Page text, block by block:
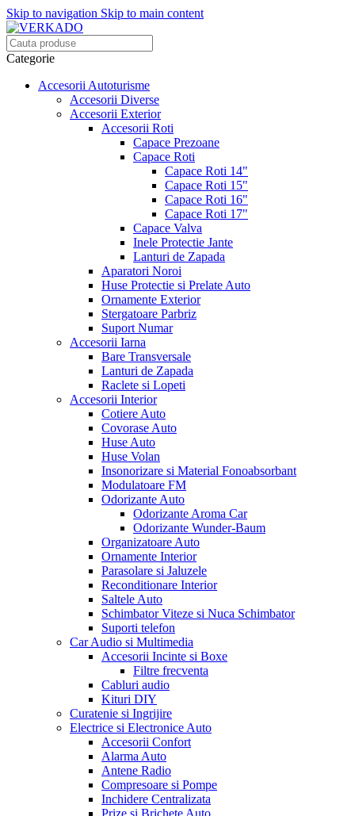
Skip to navigation Skip to main content
Categorie
Accesorii Autoturisme
Accesorii Diverse
Accesorii Exterior
Accesorii Roti
Capace Prezoane
Capace Roti
Capace Roti 14"
Capace Roti 15"
Capace Roti 16"
Capace Roti 17"
Capace Valva
Inele Protectie Jante
Lanturi de Zapada
Aparatori Noroi
Huse Protectie si Prelate Auto
Ornamente Exterior
Stergatoare Parbriz
Suport Numar
Accesorii Iarna
Bare Transversale
Lanturi de Zapada
Raclete si Lopeti
Accesorii Interior
Cotiere Auto
Covorase Auto
Huse Auto
Huse Volan
Insonorizare si Material Fonoabsorbant
Modulatoare FM
Odorizante Auto
Odorizante Aroma Car
Odorizante Wunder-Baum
Organizatoare Auto
Ornamente Interior
Parasolare si Jaluzele
Reconditionare Interior
Saltele Auto
Schimbator Viteze si Nuca Schimbator
Suporti telefon
Car Audio si Multimedia
Accesorii Incinte si Boxe
Filtre frecventa
Cabluri audio
Kituri DIY
Curatenie si Ingrijire
Electrice si Electronice Auto
Accesorii Confort
Alarma Auto
Antene Radio
Compresoare si Pompe
Inchidere Centralizata
Prize si Brichete Auto